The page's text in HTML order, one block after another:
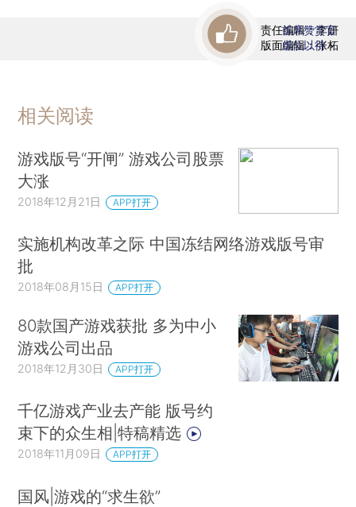
责任编辑：李妍
版面编辑：张柘
首席赞赏官
虚位以待
相关阅读
游戏版号“开闸” 游戏公司股票
大涨
2018年12月21日 APP打开
实施机构改革之际 中国冻结网络游戏版号审
批
2018年08月15日 APP打开
80款国产游戏获批 多为中小
游戏公司出品
2018年12月30日 APP打开
千亿游戏产业去产能 版号约
束下的众生相|特稿精选
2018年11月09日 APP打开
国风|游戏的“求生欲”